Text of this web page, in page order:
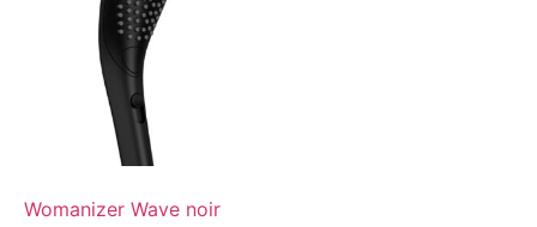
Womanizer Wave noir